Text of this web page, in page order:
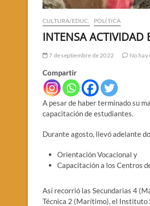
CULTURA/EDUC. POLÍTICA
INTENSA ACTIVIDAD
7 de septiembre de 2022 No
Compartir
A pesar de haber terminado su
capacitación de estudiantes.
Durante agosto, llevó adelante
Orientación Vocacional y
Capacitación a los Centros
Así recorrió las Secundarias 4
Técnica 2 (Marítimo), el Instituto